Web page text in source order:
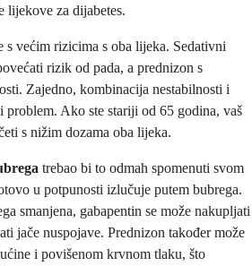
lijekove za dijabetes.
s većim rizicima s oba lijeka. Sedativni
rizik od pada, a prednizon s
Zajedno, kombinacija nestabilnosti i
Ako ste stariji od 65 godina, vaš
s nižim dozama oba lijeka.
trebao bi to odmah spomenuti svom
u potpunosti izlučuje putem bubrega.
smanjena, gabapentin se može nakupljati
jače nuspojave. Prednizon također može
i povišenom krvnom tlaku, što